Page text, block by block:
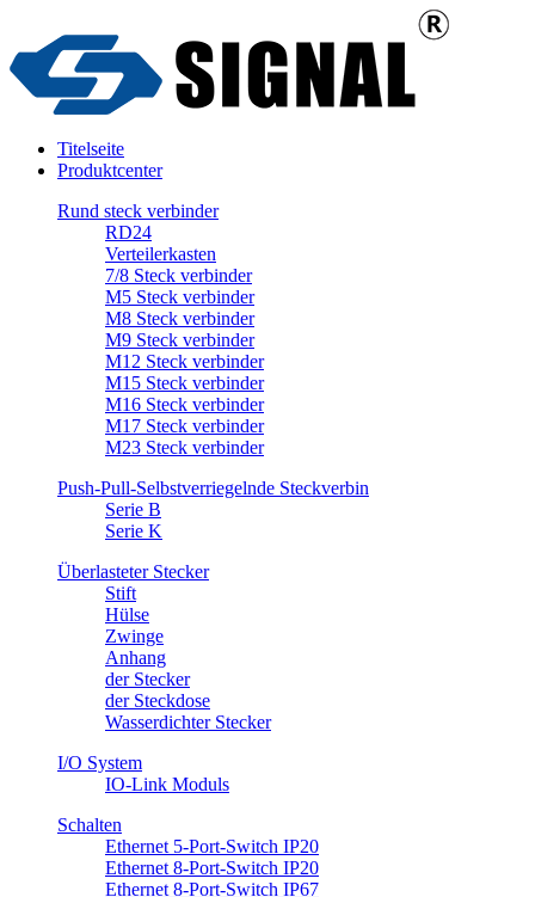
Titelseite
Produktcenter
Rund steck verbinder
RD24
Verteilerkasten
7/8 Steck verbinder
M5 Steck verbinder
M8 Steck verbinder
M9 Steck verbinder
M12 Steck verbinder
M15 Steck verbinder
M16 Steck verbinder
M17 Steck verbinder
M23 Steck verbinder
Push-Pull-Selbstverriegelnde Steckverbin
Serie B
Serie K
Überlasteter Stecker
Stift
Hülse
Zwinge
Anhang
​der Stecker
der Steckdose
Wasserdichter Stecker
I/O System
IO-Link Moduls
Schalten
Ethernet 5-Port-Switch IP20
Ethernet 8-Port-Switch IP20
Ethernet 8-Port-Switch IP67